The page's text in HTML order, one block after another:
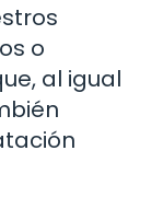
o
al igual